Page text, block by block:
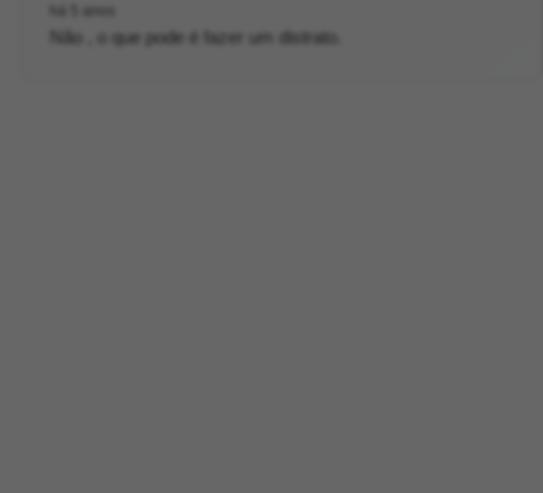
há 5 anos
Não , o que pode é fazer um distrato.